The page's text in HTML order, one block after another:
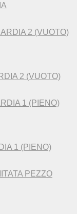
2 (VUOTO)
1 (PIENO)